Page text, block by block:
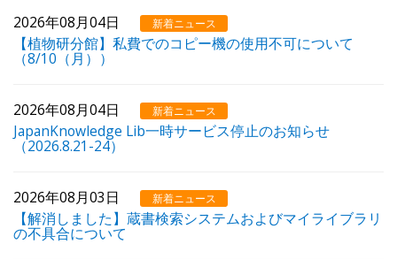
2026年08月04日 新着ニュース
【植物研分館】私費でのコピー機の使用不可について
（8/10（月））
2026年08月04日 新着ニュース
JapanKnowledge Lib一時サービス停止のお知らせ
（2026.8.21-24）
2026年08月03日 新着ニュース
【解消しました】蔵書検索システムおよびマイライブラリ
の不具合について